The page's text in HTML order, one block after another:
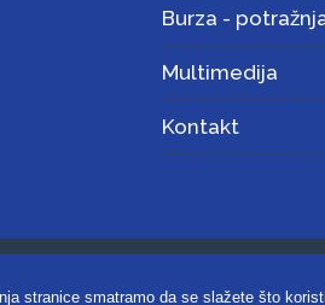
stranice smatramo da se slažete što
Burza -
Multimedija
Kontakt